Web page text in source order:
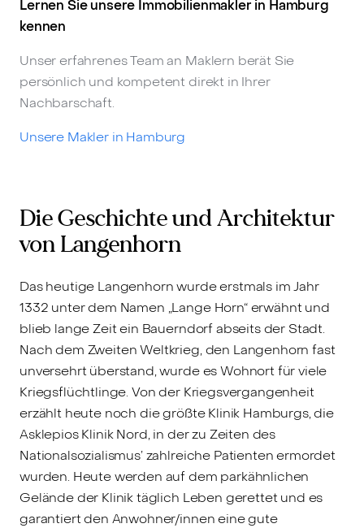
Lernen Sie unsere Immobilienmakler in Hamburg
kennen
Unser erfahrenes Team an Maklern berät Sie
persönlich und kompetent direkt in Ihrer
Nachbarschaft.
Unsere Makler in Hamburg
Die Geschichte und Architektur
von Langenhorn
Das heutige Langenhorn wurde erstmals im Jahr
1332 unter dem Namen „Lange Horn“ erwähnt und
blieb lange Zeit ein Bauerndorf abseits der Stadt.
Nach dem Zweiten Weltkrieg, den Langenhorn fast
unversehrt überstand, wurde es Wohnort für viele
Kriegsflüchtlinge. Von der Kriegsvergangenheit
erzählt heute noch die größte Klinik Hamburgs, die
Asklepios Klinik Nord, in der zu Zeiten des
Nationalsozialismus’ zahlreiche Patienten ermordet
wurden. Heute werden auf dem parkähnlichen
Gelände der Klinik täglich Leben gerettet und es
garantiert den Anwohner/innen eine gute